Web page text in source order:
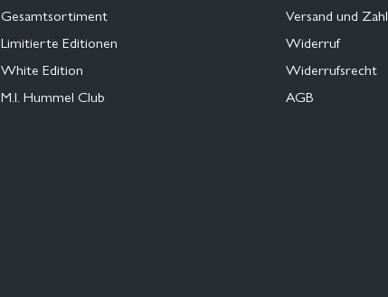
Gesamtsortiment
Limitierte Editionen
White Edition
M.I. Hummel Club
Versand und
Widerruf
Widerrufsrecht
AGB